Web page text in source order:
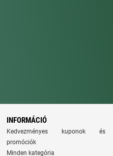
INFORMÁCIÓ
Kedvezményes kuponok és
promóciók
Minden kategória